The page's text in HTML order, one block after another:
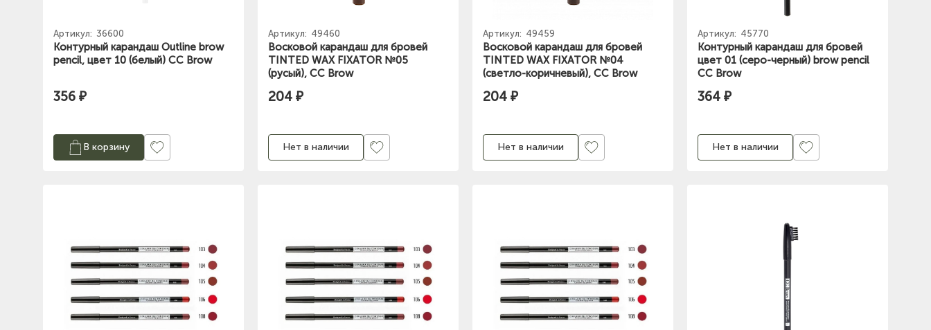
Артикул: 36600
Контурный карандаш Outline brow
pencil, цвет 10 (белый) CC Brow
356 ₽
В корзину
Артикул: 49460
Восковой карандаш для бровей
TINTED WAX FIXATOR №05
(русый), CC Brow
204 ₽
Нет в наличии
Артикул: 49459
Восковой карандаш для бровей
TINTED WAX FIXATOR №04
(светло-коричневый), CC Brow
204 ₽
Нет в наличии
Артикул: 45770
Контурный карандаш для бровей
цвет 01 (серо-черный) brow pencil
СС Brow
364 ₽
Нет в наличии